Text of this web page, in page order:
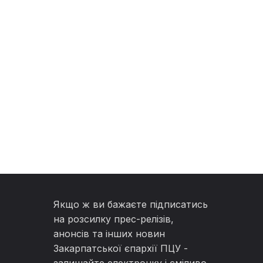
Якщо ж ви бажаєте підписатись
на розсилку прес-релізів,
анонсів та інших новин
Закарпатської єпархії ПЦУ -